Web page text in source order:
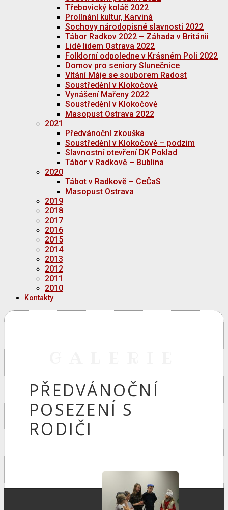
Třebovický koláč 2022
Prolínání kultur, Karviná
Sochovy národopisné slavnosti 2022
Tábor Radkov 2022 – Záhada v Británii
Lidé lidem Ostrava 2022
Folklorní odpoledne v Krásném Poli 2022
Domov pro seniory Slunečnice
Vítání Máje se souborem Radost
Soustředění v Klokočově
Vynášení Mařeny 2022
Soustředění v Klokočově
Masopust Ostrava 2022
2021
Předvánoční zkouška
Soustředění v Klokočově – podzim
Slavnostní otevření DK Poklad
Tábor v Radkově – Bublina
2020
Tábot v Radkově – CeČaS
Masopust Ostrava
2019
2018
2017
2016
2015
2014
2013
2012
2011
2010
Kontakty
PŘEDVÁNOČNÍ
POSEZENÍ S
RODIČI